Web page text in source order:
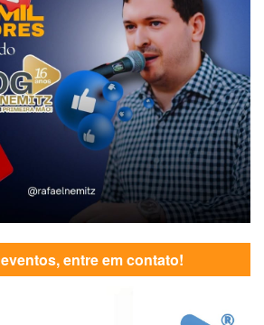
entre em contato!